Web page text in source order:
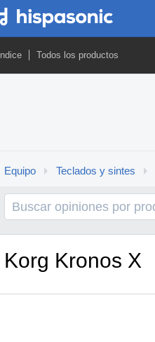
Índice Todos los productos
Equipo Teclados y sintes
Korg Kronos X